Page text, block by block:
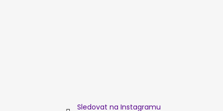
Sledovat na Instagramu